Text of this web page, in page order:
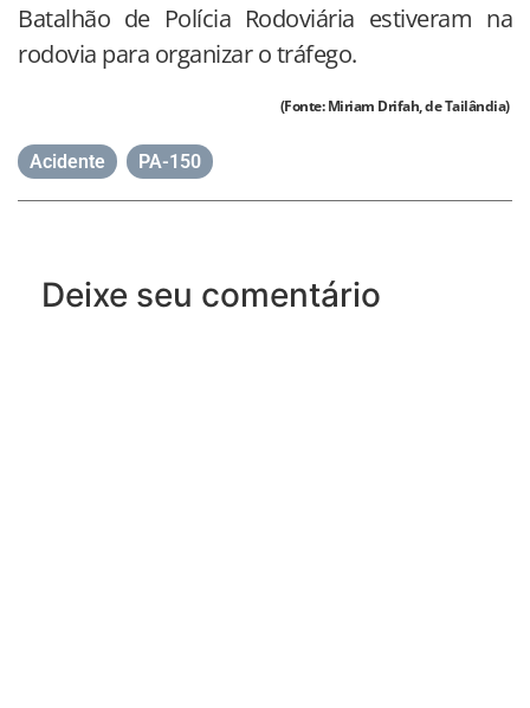
Batalhão de Polícia Rodoviária estiveram na
rodovia para organizar o tráfego.
(Fonte: Miriam Drifah, de Tailândia)
Acidente PA-150
Deixe seu comentário